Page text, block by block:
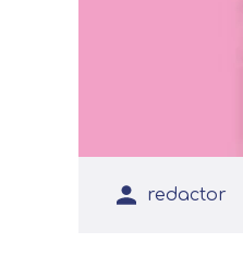
redactor